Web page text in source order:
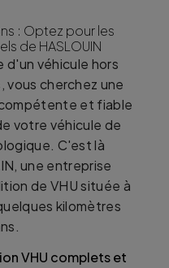
: Optez pour les
de HASLOUIN
d'un véhicule hors
vous cherchez une
et fiable
votre véhicule de
C'est là
une entreprise
de VHU située à
kilomètres
VHU complets et